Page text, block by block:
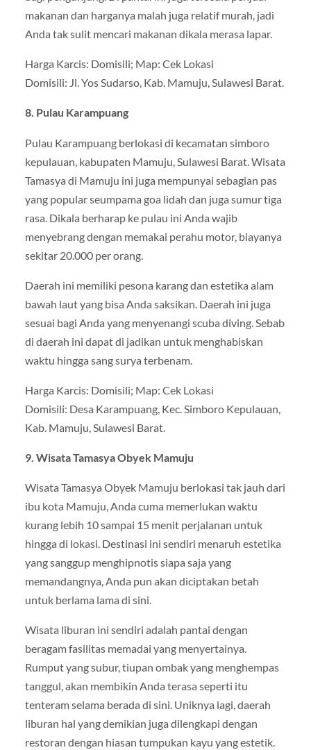
makanan dan harganya malah juga relatif murah, jadi
Anda tak sulit mencari makanan dikala merasa lapar.
Harga Karcis: Domisili; Map: Cek Lokasi
Domisili: Jl. Yos Sudarso, Kab. Mamuju, Sulawesi Barat.
8. Pulau Karampuang
Pulau Karampuang berlokasi di kecamatan simboro
kepulauan, kabupaten Mamuju, Sulawesi Barat. Wisata
Tamasya di Mamuju ini juga mempunyai sebagian pas
yang popular seumpama goa lidah dan juga sumur tiga
rasa. Dikala berharap ke pulau ini Anda wajib
menyebrang dengan memakai perahu motor, biayanya
sekitar 20.000 per orang.
Daerah ini memiliki pesona karang dan estetika alam
bawah laut yang bisa Anda saksikan. Daerah ini juga
sesuai bagi Anda yang menyenangi scuba diving. Sebab
di daerah ini dapat di jadikan untuk menghabiskan
waktu hingga sang surya terbenam.
Harga Karcis: Domisili; Map: Cek Lokasi
Domisili: Desa Karampuang, Kec. Simboro Kepulauan,
Kab. Mamuju, Sulawesi Barat.
9. Wisata Tamasya Obyek Mamuju
Wisata Tamasya Obyek Mamuju berlokasi tak jauh dari
ibu kota Mamuju, Anda cuma memerlukan waktu
kurang lebih 10 sampai 15 menit perjalanan untuk
hingga di lokasi. Destinasi ini sendiri menaruh estetika
yang sanggup menghipnotis siapa saja yang
memandangnya, Anda pun akan diciptakan betah
untuk berlama lama di sini.
Wisata liburan ini sendiri adalah pantai dengan
beragam fasilitas memadai yang menyertainya.
Rumput yang subur, tiupan ombak yang menghempas
tanggul, akan membikin Anda terasa seperti itu
tenteram selama berada di sini. Uniknya lagi, daerah
liburan hal yang demikian juga dilengkapi dengan
restoran dengan hiasan tumpukan kayu yang estetik.